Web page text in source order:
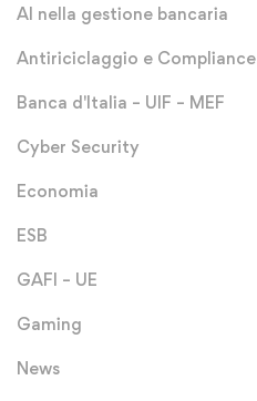
AI nella gestione bancaria
Antiriciclaggio e Compliance
Banca d'Italia – UIF – MEF
Cyber Security
Economia
ESB
GAFI – UE
Gaming
News